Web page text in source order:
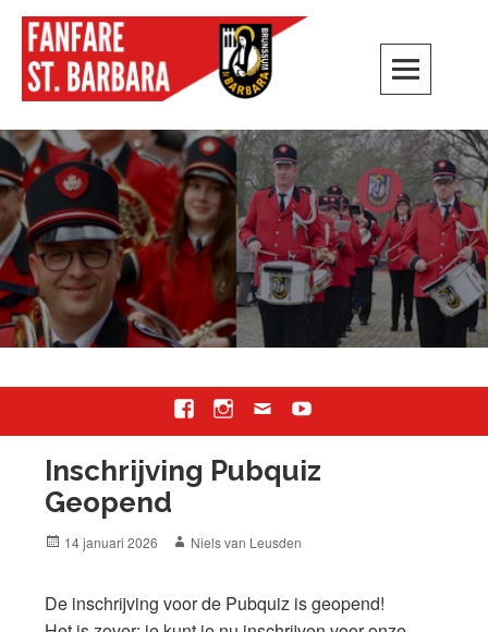
Skip
content
FacebookInstagram
EmailYoutube
Inschrijving Pubquiz
Geopend
Posted
14 januari 2026 Author
Niels van Leusden
De inschrijving voor de Pubquiz is geopend!